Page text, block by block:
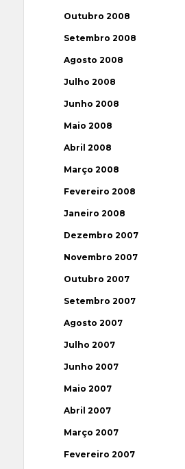
Outubro 2008
Setembro 2008
Agosto 2008
Julho 2008
Junho 2008
Maio 2008
Abril 2008
Março 2008
Fevereiro 2008
Janeiro 2008
Dezembro 2007
Novembro 2007
Outubro 2007
Setembro 2007
Agosto 2007
Julho 2007
Junho 2007
Maio 2007
Abril 2007
Março 2007
Fevereiro 2007